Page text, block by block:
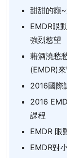
甜甜的癮
EMDR眼
強烈慾望
藉酒澆愁
(EMDR)
2016國際
2016
課程
EMDR 眼
EMDR對